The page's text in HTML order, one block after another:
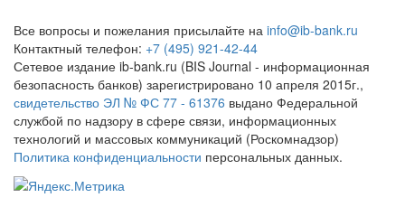
Все вопросы и пожелания присылайте на info@ib-bank.ru
Контактный телефон: +7 (495) 921-42-44
Сетевое издание ib-bank.ru (BIS Journal - информационная
безопасность банков) зарегистрировано 10 апреля 2015г.,
свидетельство ЭЛ № ФС 77 - 61376 выдано Федеральной
службой по надзору в сфере связи, информационных
технологий и массовых коммуникаций (Роскомнадзор)
Политика конфиденциальности персональных данных.